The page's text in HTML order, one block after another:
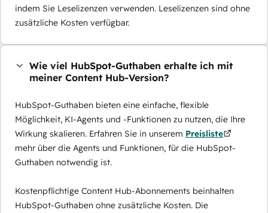
indem Sie Leselizenzen verwenden. Leselizenzen sind ohne
zusätzliche Kosten verfügbar.
Wie viel HubSpot-Guthaben erhalte ich mit
meiner Content Hub-Version?
HubSpot-Guthaben bieten eine einfache, flexible
Möglichkeit, KI-Agents und -Funktionen zu nutzen, die Ihre
Wirkung skalieren. Erfahren Sie in unserem Preisliste
mehr über die Agents und Funktionen, für die HubSpot-
Guthaben notwendig ist.
Kostenpflichtige Content Hub-Abonnements beinhalten
HubSpot-Guthaben ohne zusätzliche Kosten. Die